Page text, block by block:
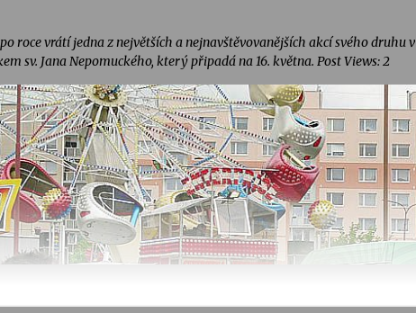
roce vrátí jedna z největších a nejnavštěvovanějších akcí svého druhu v
sv. Jana Nepomuckého, který připadá na 16. května. Post Views: 2